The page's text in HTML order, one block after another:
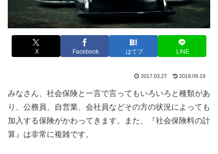
X Facebook はてブ LINE
2017.03.27 2019.09.19
みなさん、社会保険と一言で言ってもいろいろと種類があ
り、公務員、自営業、会社員などその方の状況によっても
加入する保険がかわってきます。また、『社会保険料の計
算』は非常に複雑です。